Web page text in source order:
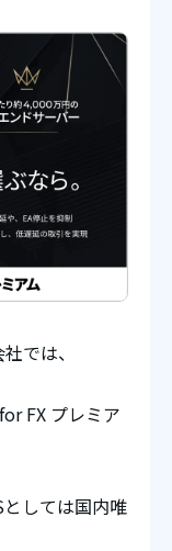
では、
FX プレミア
しては国内唯